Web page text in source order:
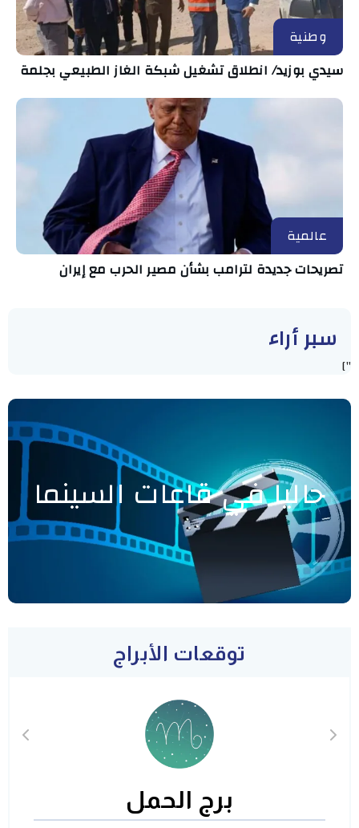
وطنية
سيدي بوزيد/ انطلاق تشغيل شبكة الغاز الطبيعي بجلمة
عالمية
تصريحات جديدة لترامب بشأن مصير الحرب مع إيران
سبر أراء
"]
حاليا في قاعات السينما
توقعات الأبراج
برج الحمل